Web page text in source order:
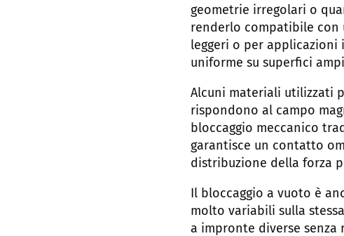
geometrie irregolari o
renderlo compatibile con
leggeri o per
uniforme su superfici
Alcuni materiali utilizzati
rispondono al campo
bloccaggio meccanico
garantisce un contatto
distribuzione della forza
Il bloccaggio a vuoto è
molto variabili sulla
a impronte diverse